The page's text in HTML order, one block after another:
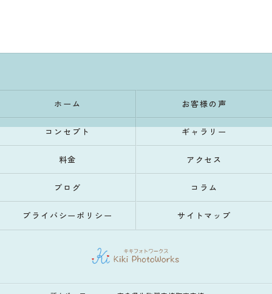
ホーム お客様の声
コンセプト ギャラリー
料金 アクセス
ブログ コラム
プライバシーポリシー サイトマップ